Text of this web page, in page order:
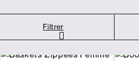
Filtrer